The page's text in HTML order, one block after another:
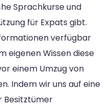
Sprachkurse und
für Expats gibt.
verfügbar
eigenen Wissen diese
einem Umzug von
Indem wir uns auf eine
Besitztümer